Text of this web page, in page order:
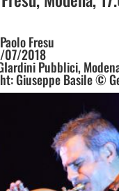
Fresu
07/2018
Pubblici,
Giuseppe Basile ©